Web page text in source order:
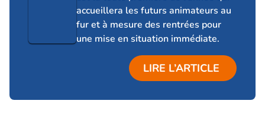
accueillera les futurs animateurs au
fur et à mesure des rentrées pour
une mise en situation immédiate.
LIRE L’ARTICLE